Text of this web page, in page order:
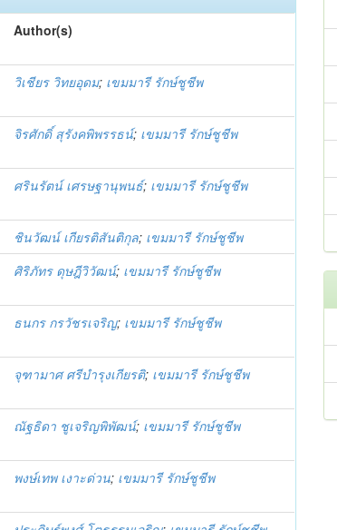
Author(s)
วิเชียร วิทยอุดม; เขมมารี รักษ์ชูชีพ
จิรศักดิ์ สุรังคพิพรรธน์; เขมมารี รักษ์ชูชีพ
ศรินรัตน์ เศรษฐานุพนธ์; เขมมารี รักษ์ชูชีพ
ชินวัฒน์ เกียรติสันติกุล; เขมมารี รักษ์ชูชีพ
ศิริภัทร ดุษฎีวิวัฒน์; เขมมารี รักษ์ชูชีพ
ธนกร กรวัชรเจริญ; เขมมารี รักษ์ชูชีพ
จุฑามาศ ศรีบำรุงเกียรติ; เขมมารี รักษ์ชูชีพ
ณัฐธิดา ชูเจริญพิพัฒน์; เขมมารี รักษ์ชูชีพ
พงษ์เทพ เงาะด่วน; เขมมารี รักษ์ชูชีพ